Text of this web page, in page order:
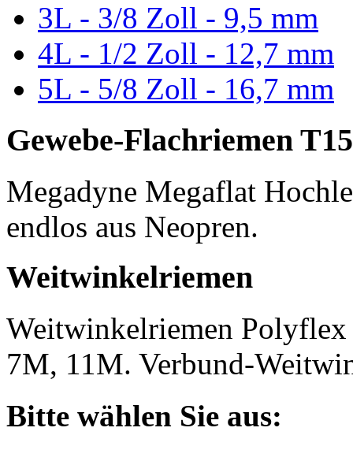
3L - 3/8 Zoll - 9,5 mm
4L - 1/2 Zoll - 12,7 mm
5L - 5/8 Zoll - 16,7 mm
Gewebe-Flachriemen
Megadyne Megaflat
endlos aus Neopren.
Weitwinkelriemen
Weitwinkelriemen
7M, 11M. Verbund-
Bitte wählen Sie aus: